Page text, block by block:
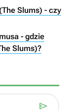
Slums) - czy
- gdzie
Slums)?
